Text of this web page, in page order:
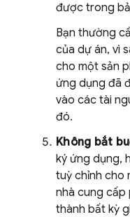
được trong
Bạn thường
của dự án, vì
cho một sản
ứng dụng đã
vào các tài
đó.
Không bắt
ký ứng dụng,
tuỳ chỉnh cho
nhà cung cấp
thành bất kỳ